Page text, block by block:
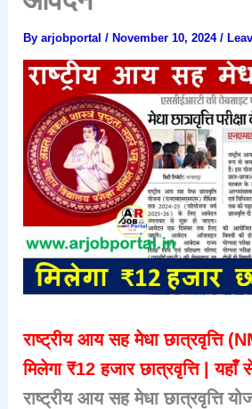
Byarjobportal/ November 10, 2024/
राष्ट्रीय आय सह मेधा छात्रवृत्ति
मिलेगा ₹12 हजार छात्रवृत्ति |
राष्ट्रीय आय सह मेधा छात्रवृत्ति